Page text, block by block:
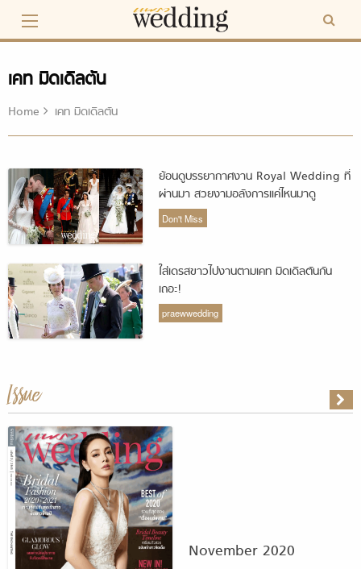
content
เคท มิดเดิลตัน
Home เคท มิดเดิลตัน
ย้อนดูบรรยากาศงาน Royal Wedding ที่
ผ่านมา สวยงามอลังการแค่ไหนมาดู
Don't Miss
ใส่เดรสขาวไปงานตามเคท มิดเดิลตันกัน
เถอะ!
praewwedding
Issue
November 2020